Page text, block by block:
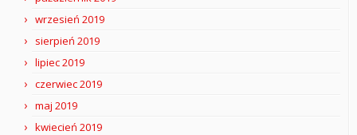
wrzesień 2019
sierpień 2019
lipiec 2019
czerwiec 2019
maj 2019
kwiecień 2019